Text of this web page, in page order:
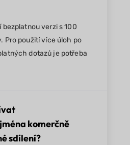
bezplatnou verzi s 100
Pro použití více úloh po
dotazů je potřeba
komerčně
sdílení?